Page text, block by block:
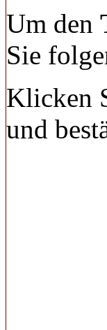
Um den
Sie
Klicken
und